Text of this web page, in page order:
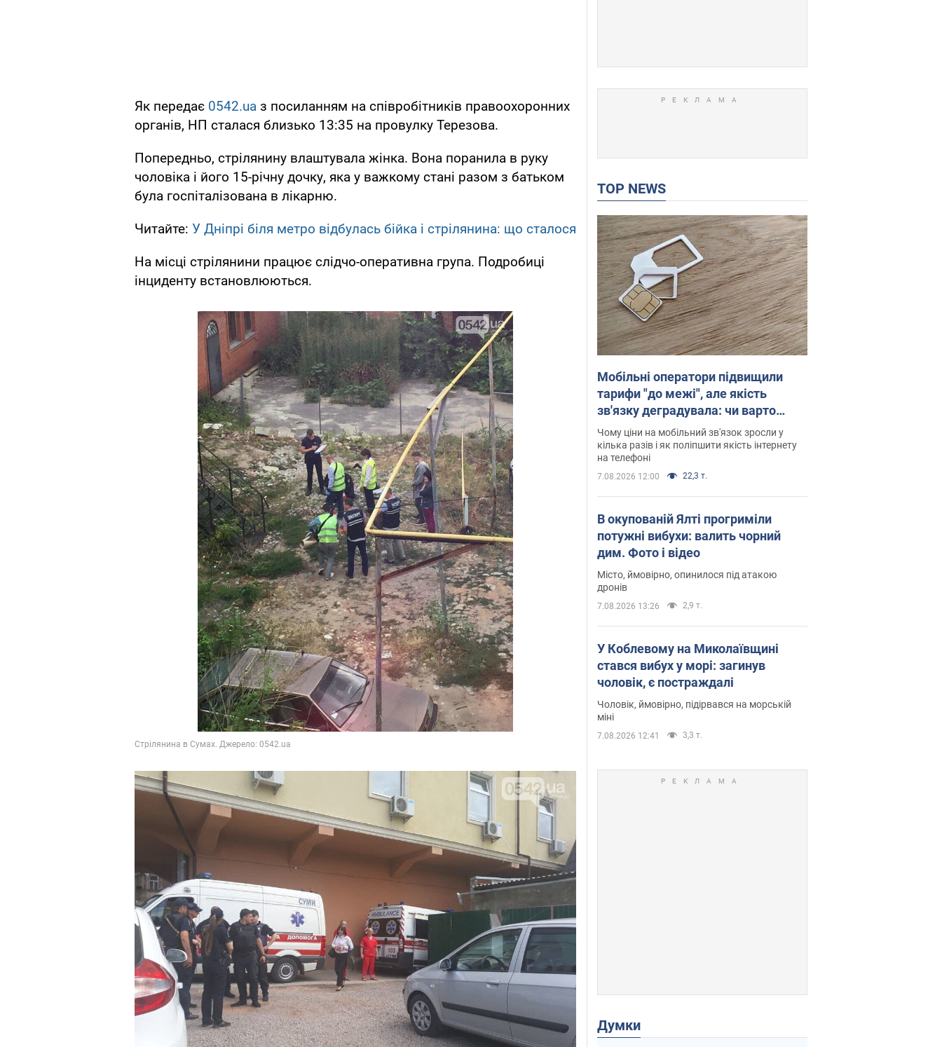
Як передає 0542.ua з посиланням на співробітників правоохоронних
органів, НП сталася близько 13:35 на провулку Терезова.
Попередньо, стрілянину влаштувала жінка. Вона поранила в руку
чоловіка і його 15-річну дочку, яка у важкому стані разом з батьком
була госпіталізована в лікарню.
Читайте: У Дніпрі біля метро відбулась бійка і стрілянина: що сталося
На місці стрілянини працює слідчо-оперативна група. Подробиці
інциденту встановлюються.
TOP NEWS
Мобільні оператори підвищили
тарифи "до межі", але якість
зв'язку деградувала: чи варто
скаржитись на ціни
Чому ціни на мобільний зв'язок зросли у
кілька разів і як поліпшити якість інтернету
на телефоні
7.08.2026 12:00 22,3 т.
В окупованій Ялті прогриміли
потужні вибухи: валить чорний
дим. Фото і відео
Місто, ймовірно, опинилося під атакою
дронів
7.08.2026 13:26 2,9 т.
У Коблевому на Миколаївщині
стався вибух у морі: загинув
чоловік, є постраждалі
Чоловік, ймовірно, підірвався на морській
міні
7.08.2026 12:41 3,3 т.
Думки